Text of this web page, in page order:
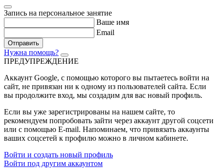
Запись на персональное занятие
Ваше имя
Email
Отправить
Нужна помощь?
ПРЕДУПРЕЖДЕНИЕ
Аккаунт Google, с помощью которого вы пытаетесь войти на
сайт, не привязан ни к одному из пользователей сайта. Если
вы продолжите вход, мы создадим для вас новый профиль.
Если вы уже зарегистрированы на нашем сайте, то
рекомендуем попробовать зайти через аккаунт другой соцсети
или с помощью E-mail. Напоминаем, что привязать аккаунты
ваших соцсетей к профилю можно в личном кабинете.
Войти и создать новый профиль
Войти под другим аккаунтом